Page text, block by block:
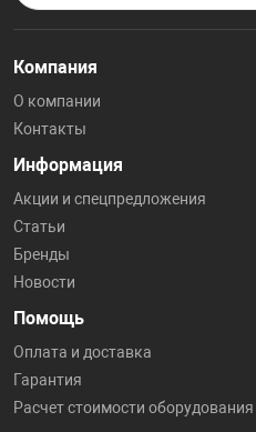
Компания
О компании
Контакты
Информация
Акции и спецпредложения
Статьи
Бренды
Новости
Помощь
Оплата и доставка
Гарантия
Расчет стоимости оборудования